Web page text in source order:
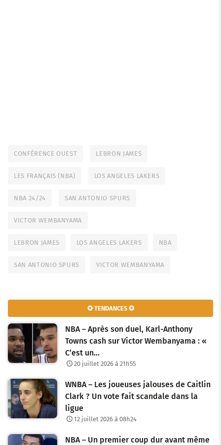
CONFÉRENCE OUEST LEBRON JAMES
LES FRANÇAIS (NBA) LOS ANGELES LAKERS
NBA 24/24 SAN ANTONIO SPURS
VICTOR WEMBANYAMA
LEBRON JAMES LOS ANGELES LAKERS NBA
SAN ANTONIO SPURS VICTOR WEMBANYAMA
✪ TENDANCES ✪
NBA – Après son duel, Karl-Anthony
Towns cash sur Victor Wembanyama : «
C’est un…
20 juillet 2026 à 21h55
WNBA – Les joueuses jalouses de Caitlin
Clark ? Un vote fait scandale dans la
ligue
12 juillet 2026 à 08h24
NBA – Un premier coup dur avant même